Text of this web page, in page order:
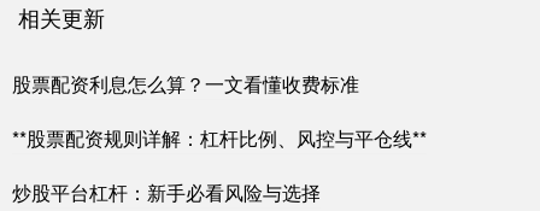
相关更新
股票配资利息怎么算？一文看懂收费标准
**股票配资规则详解：杠杆比例、风控与平仓线**
炒股平台杠杆：新手必看风险与选择